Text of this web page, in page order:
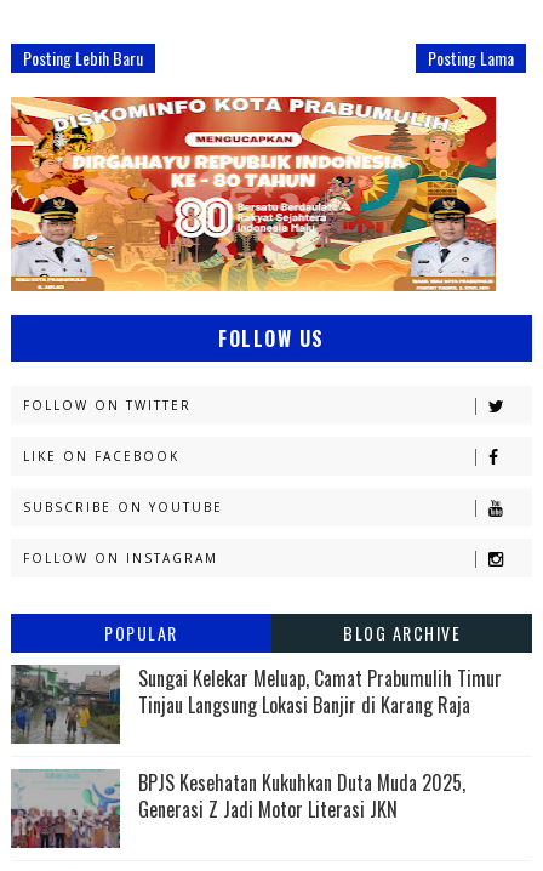
Posting Lebih Baru Posting Lama
FOLLOW US
FOLLOW ON TWITTER
LIKE ON FACEBOOK
SUBSCRIBE ON YOUTUBE
FOLLOW ON INSTAGRAM
POPULAR BLOG ARCHIVE
Sungai Kelekar Meluap, Camat Prabumulih Timur
Tinjau Langsung Lokasi Banjir di Karang Raja
BPJS Kesehatan Kukuhkan Duta Muda 2025,
Generasi Z Jadi Motor Literasi JKN